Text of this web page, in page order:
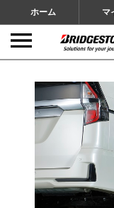
ホーム マ